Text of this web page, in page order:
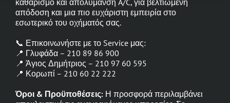
απόδοση και μια πιο ευχάριστη εμπειρία στο
εσωτερικό του οχήματός σας.
📞 Επικοινωνήστε με το Service μας:
📍 Γλυφάδα – 210 89 86 900
📍 Άγιος Δημήτριος – 210 97 60 595
📍 Κορωπί – 210 60 22 222
Όροι & Προϋποθέσεις: Η προσφορά περιλαμβάνει